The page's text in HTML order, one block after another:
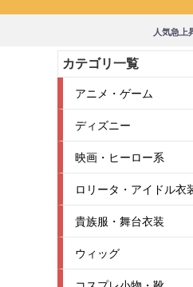
人気急上
カテゴリ一覧
アニメ・ゲーム
ディズニー
映画・ヒーロー系
ロリータ・アイドル衣
貴族服・舞台衣装
ウィッグ